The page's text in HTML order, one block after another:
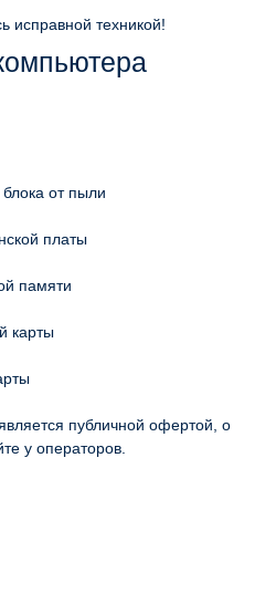
исправной техникой!
блока от пыли
платы
памяти
карты
публичной офертой, о
у операторов.